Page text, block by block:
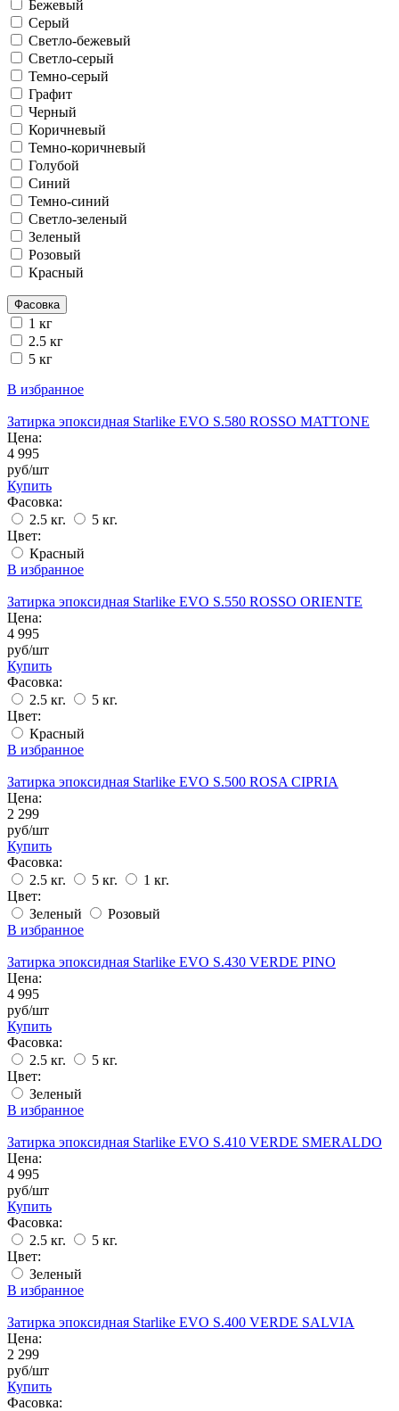
Бежевый
Серый
Светло-бежевый
Светло-серый
Темно-серый
Графит
Черный
Коричневый
Темно-коричневый
Голубой
Синий
Темно-синий
Светло-зеленый
Зеленый
Розовый
Красный
Фасовка
1 кг
2.5 кг
5 кг
В избранное
Затирка эпоксидная Starlike EVO S.580 ROSSO MATTONE
Цена:
4 995
руб/шт
Купить
Фасовка:
2.5 кг.
5 кг.
Цвет:
Красный
В избранное
Затирка эпоксидная Starlike EVO S.550 ROSSO ORIENTE
Цена:
4 995
руб/шт
Купить
Фасовка:
2.5 кг.
5 кг.
Цвет:
Красный
В избранное
Затирка эпоксидная Starlike EVO S.500 ROSA CIPRIA
Цена:
2 299
руб/шт
Купить
Фасовка:
2.5 кг.
5 кг.
1 кг.
Цвет:
Зеленый
Розовый
В избранное
Затирка эпоксидная Starlike EVO S.430 VERDE PINO
Цена:
4 995
руб/шт
Купить
Фасовка:
2.5 кг.
5 кг.
Цвет:
Зеленый
В избранное
Затирка эпоксидная Starlike EVO S.410 VERDE SMERALDO
Цена:
4 995
руб/шт
Купить
Фасовка:
2.5 кг.
5 кг.
Цвет:
Зеленый
В избранное
Затирка эпоксидная Starlike EVO S.400 VERDE SALVIA
Цена:
2 299
руб/шт
Купить
Фасовка: